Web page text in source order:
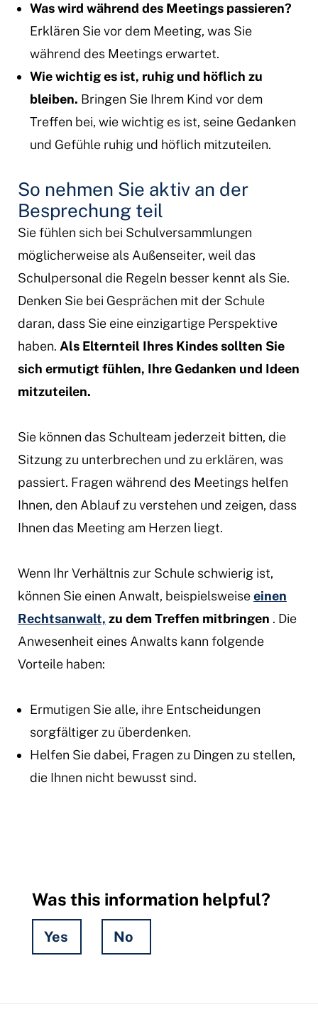
Was wird während des Meetings passieren?
Erklären Sie vor dem Meeting, was Sie
während des Meetings erwartet.
Wie wichtig es ist, ruhig und höflich zu
bleiben. Bringen Sie Ihrem Kind vor dem
Treffen bei, wie wichtig es ist, seine Gedanken
und Gefühle ruhig und höflich mitzuteilen.
So nehmen Sie aktiv an der
Besprechung teil
Sie fühlen sich bei Schulversammlungen
möglicherweise als Außenseiter, weil das
Schulpersonal die Regeln besser kennt als Sie.
Denken Sie bei Gesprächen mit der Schule
daran, dass Sie eine einzigartige Perspektive
haben. Als Elternteil Ihres Kindes sollten Sie
sich ermutigt fühlen, Ihre Gedanken und Ideen
mitzuteilen.
Sie können das Schulteam jederzeit bitten, die
Sitzung zu unterbrechen und zu erklären, was
passiert. Fragen während des Meetings helfen
Ihnen, den Ablauf zu verstehen und zeigen, dass
Ihnen das Meeting am Herzen liegt.
Wenn Ihr Verhältnis zur Schule schwierig ist,
können Sie einen Anwalt, beispielsweiseeinen
Rechtsanwalt, zu dem Treffen mitbringen . Die
Anwesenheit eines Anwalts kann folgende
Vorteile haben:
Ermutigen Sie alle, ihre Entscheidungen
sorgfältiger zu überdenken.
Helfen Sie dabei, Fragen zu Dingen zu stellen,
die Ihnen nicht bewusst sind.
Was this information helpful?
Yes No